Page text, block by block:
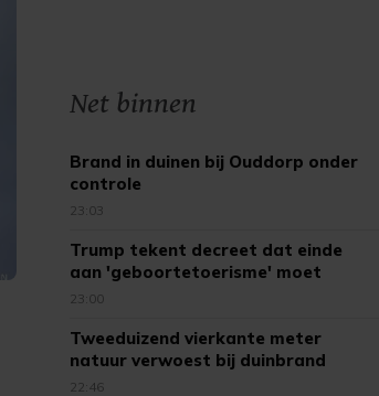
Net binnen
Brand in duinen bij Ouddorp onder
controle
23:03
Trump tekent decreet dat einde
aan 'geboortetoerisme' moet
maken
23:00
Tweeduizend vierkante meter
natuur verwoest bij duinbrand
Ouddorp
22:46